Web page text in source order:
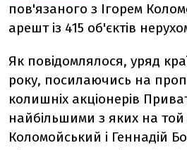
пов'язаного з Ігорем
арешт із 415 об'єктів
Як повідомлялося, уряд
року, посилаючись на
колишніх акціонерів
найбільшими з яких на
Коломойський і Геннадій